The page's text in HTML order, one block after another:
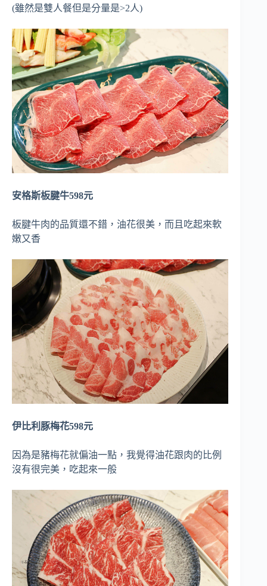
(雖然是雙人餐但是分量是>2人)
安格斯板腱牛598元
板腱牛肉的品質還不錯，油花很美，而且吃起來軟
嫩又香
伊比利豚梅花598元
因為是豬梅花就偏油一點，我覺得油花跟肉的比例
沒有很完美，吃起來一般